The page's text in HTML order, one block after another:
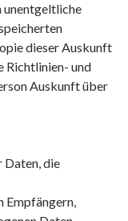
unentgeltliche
dieser Auskunft
Richtlinien- und
Auskunft über
Daten, die
Empfängern,